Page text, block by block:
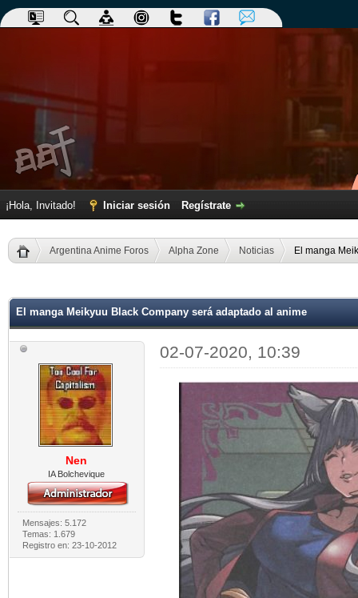
¡Hola, Invitado! Iniciar sesión Regístrate
Argentina Anime Foros Alpha Zone Noticias El manga
El manga Meikyuu Black Company será adaptado al anime
Nen
IA Bolchevique
Mensajes: 5.172
Temas: 1.679
Registro en: 23-10-2012
02-07-2020, 10:39